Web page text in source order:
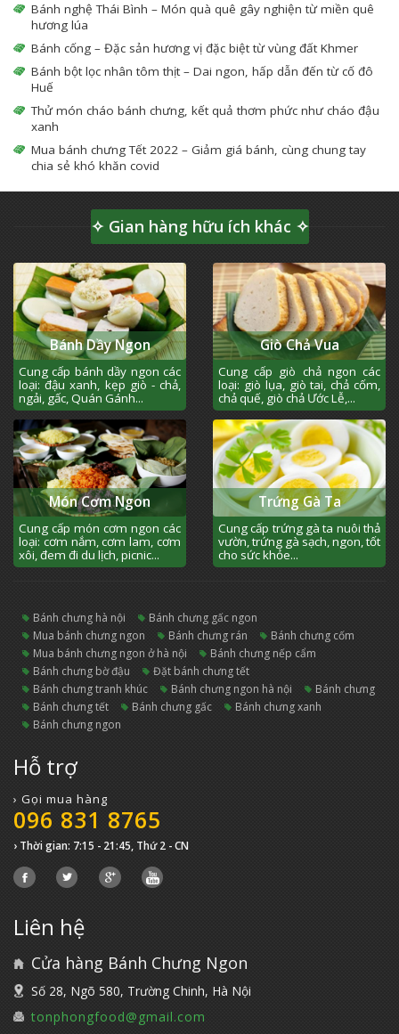
Bánh nghệ Thái Bình – Món quà quê gây nghiện từ miền quê
hương lúa
Bánh cống – Đặc sản hương vị đặc biệt từ vùng đất Khmer
Bánh bột lọc nhân tôm thịt – Dai ngon, hấp dẫn đến từ cố đô
Huế
Thử món cháo bánh chưng, kết quả thơm phức như cháo đậu
xanh
Mua bánh chưng Tết 2022 – Giảm giá bánh, cùng chung tay
chia sẻ khó khăn covid
✧ Gian hàng hữu ích khác ✧
Bánh Dầy Ngon
Cung cấp bánh dầy ngon các
loại: đậu xanh, kẹp giò - chả,
ngải, gấc, Quán Gánh...
Giò Chả Vua
Cung cấp giò chả ngon các
loại: giò lụa, giò tai, chả cốm,
chả quế, giò chả Ước Lễ,...
Món Cơm Ngon
Cung cấp món cơm ngon các
loại: cơm nắm, cơm lam, cơm
xôi, đem đi du lịch, picnic...
Trứng Gà Ta
Cung cấp trứng gà ta nuôi thả
vườn, trứng gà sạch, ngon, tốt
cho sức khỏe...
bánh chưng hà nội
bánh chưng gấc ngon
mua bánh chưng ngon
bánh chưng rán
bánh chưng cốm
mua bánh chưng ngon ở hà nội
bánh chưng nếp cẩm
bánh chưng bờ đậu
đặt bánh chưng tết
bánh chưng tranh khúc
bánh chưng ngon hà nội
bánh chưng
bánh chưng tết
bánh chưng gấc
bánh chưng xanh
bánh chưng ngon
Hỗ trợ
› Gọi mua hàng
096 831 8765
› Thời gian: 7:15 - 21:45, Thứ 2 - CN
Liên hệ
Cửa hàng Bánh Chưng Ngon
Số 28, Ngõ 580, Trường Chinh, Hà Nội
tonphongfood@gmail.com